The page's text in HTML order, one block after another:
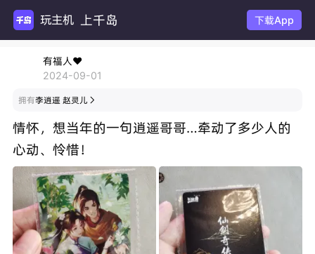
玩主机 上千岛 下载App
有福人❤️
2024-09-01
拥有李逍遥 赵灵儿 
情怀，想当年的一句逍遥哥哥…牵动了多少人的
心动、怜惜！